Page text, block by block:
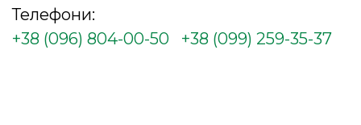
Телефони:
+38 (096) 804-00-50
+38 (099) 259-35-37